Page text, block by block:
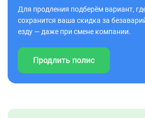
Для продления подберём вариант,
сохранится ваша скидка за
езду — даже при смене компании.
Продлить полис